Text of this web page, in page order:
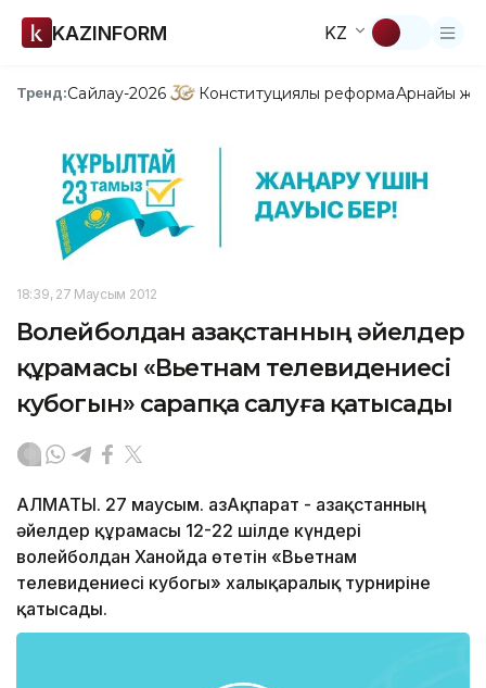
KAZINFORM KZ
Тренд:Сайлау-2026 Конституциялық реформаАрнайы
18:39, 27 Маусым 2012
Волейболдан Қазақстанның әйелдер
құрамасы «Вьетнам телевидениесі
кубогын» сарапқа салуға қатысады
АЛМАТЫ. 27 маусым. ҚазАқпарат - Қазақстанның
әйелдер құрамасы 12-22 шілде күндері
волейболдан Ханойда өтетін «Вьетнам
телевидениесі кубогы» халықаралық турниріне
қатысады.